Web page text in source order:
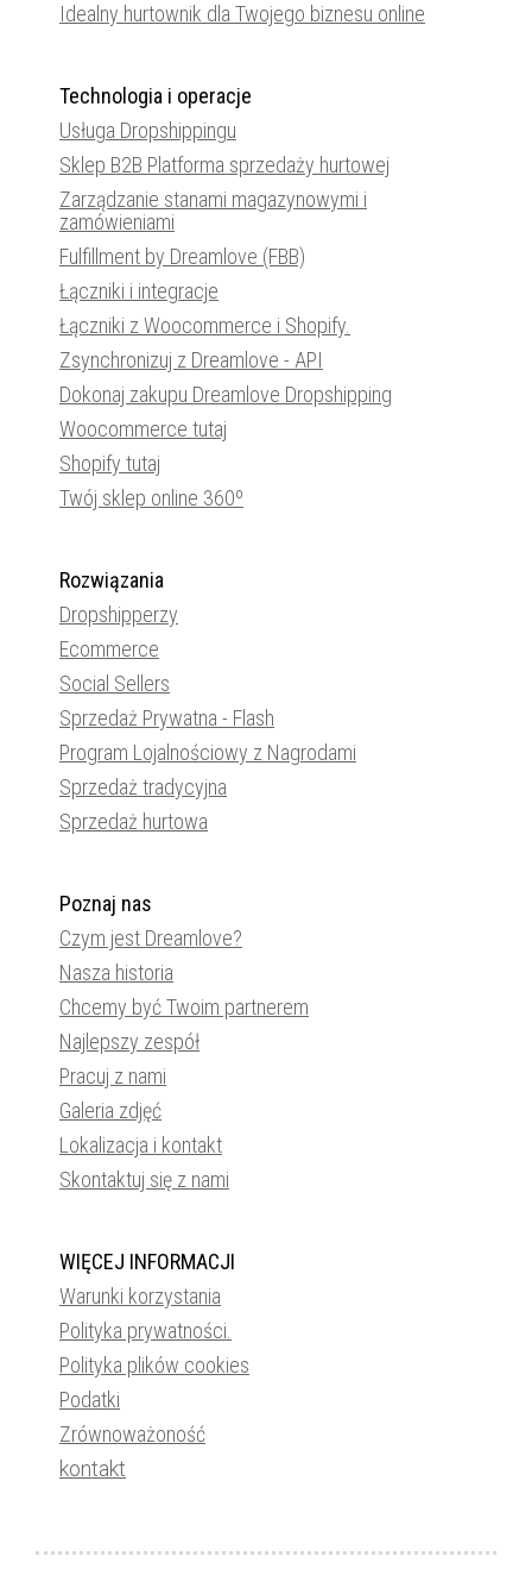
Idealny hurtownik dla Twojego biznesu online
Technologia i operacje
Usługa Dropshippingu
Sklep B2B Platforma sprzedaży hurtowej
Zarządzanie stanami magazynowymi i
zamówieniami
Fulfillment by Dreamlove (FBB)
Łączniki i integracje
Łączniki z Woocommerce i Shopify.
Zsynchronizuj z Dreamlove - API
Dokonaj zakupu Dreamlove Dropshipping
Woocommerce tutaj
Shopify tutaj
Twój sklep online 360º
Rozwiązania
Dropshipperzy
Ecommerce
Social Sellers
Sprzedaż Prywatna - Flash
Program Lojalnościowy z Nagrodami
Sprzedaż tradycyjna
Sprzedaż hurtowa
Poznaj nas
Czym jest Dreamlove?
Nasza historia
Chcemy być Twoim partnerem
Najlepszy zespół
Pracuj z nami
Galeria zdjęć
Lokalizacja i kontakt
Skontaktuj się z nami
WIĘCEJ INFORMACJI
Warunki korzystania
Polityka prywatności.
Polityka plików cookies
Podatki
Zrównoważoność
kontakt